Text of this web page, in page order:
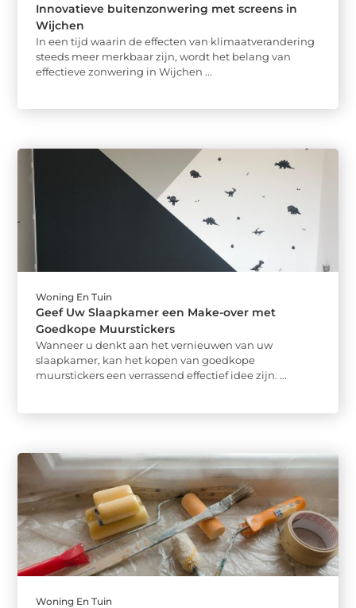
Innovatieve buitenzonwering met screens in
Wijchen
In een tijd waarin de effecten van klimaatverandering
steeds meer merkbaar zijn, wordt het belang van
effectieve zonwering in Wijchen ...
Woning En Tuin
Geef Uw Slaapkamer een Make-over met
Goedkope Muurstickers
Wanneer u denkt aan het vernieuwen van uw
slaapkamer, kan het kopen van goedkope
muurstickers een verrassend effectief idee zijn. ...
Woning En Tuin